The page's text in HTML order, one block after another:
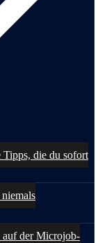
die du sofort
der Microjob-